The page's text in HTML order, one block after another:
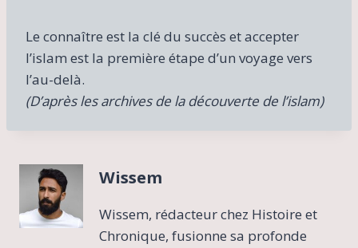
Le connaître est la clé du succès et accepter
l’islam est la première étape d’un voyage vers
l’au-delà.
(D’après les archives de la découverte de l’islam)
Wissem
Wissem, rédacteur chez Histoire et
Chronique, fusionne sa profonde